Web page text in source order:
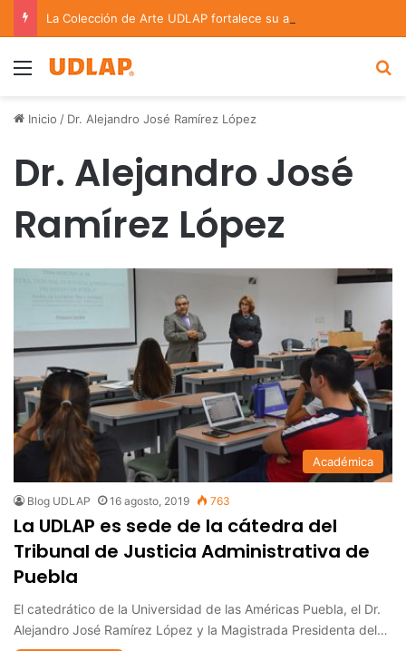
Menu
Inicio / Dr. Alejandro José Ramírez López
Dr. Alejandro José
Ramírez López
Académica
Blog UDLAP 16 agosto, 2019 763
La UDLAP es sede de la cátedra del
Tribunal de Justicia Administrativa de
Puebla
El catedrático de la Universidad de las Américas Puebla, el Dr.
Alejandro José Ramírez López y la Magistrada Presidenta del…